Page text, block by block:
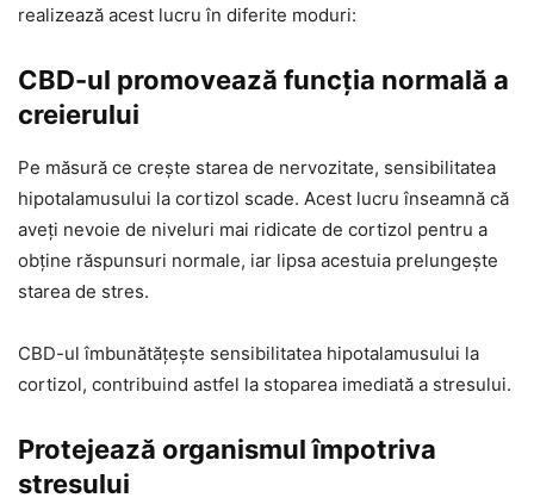
realizează acest lucru în diferite moduri:
CBD-ul promovează funcția normală a
creierului
Pe măsură ce crește starea de nervozitate, sensibilitatea
hipotalamusului la cortizol scade. Acest lucru înseamnă că
aveți nevoie de niveluri mai ridicate de cortizol pentru a
obține răspunsuri normale, iar lipsa acestuia prelungește
starea de stres.
CBD-ul îmbunătățește sensibilitatea hipotalamusului la
cortizol, contribuind astfel la stoparea imediată a stresului.
Protejează organismul împotriva
stresului